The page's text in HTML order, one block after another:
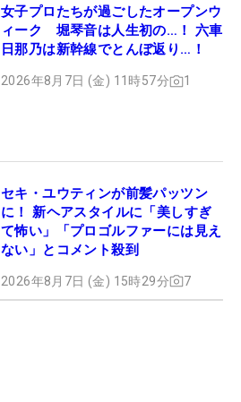
女子プロたちが過ごしたオープンウ
ィーク 堀琴音は人生初の…！ 六車
日那乃は新幹線でとんぼ返り…！
2026年8月7日 (金) 11時57分 1
セキ・ユウティンが前髪パッツン
に！ 新ヘアスタイルに「美しすぎ
て怖い」「プロゴルファーには見え
ない」とコメント殺到
2026年8月7日 (金) 15時29分 7